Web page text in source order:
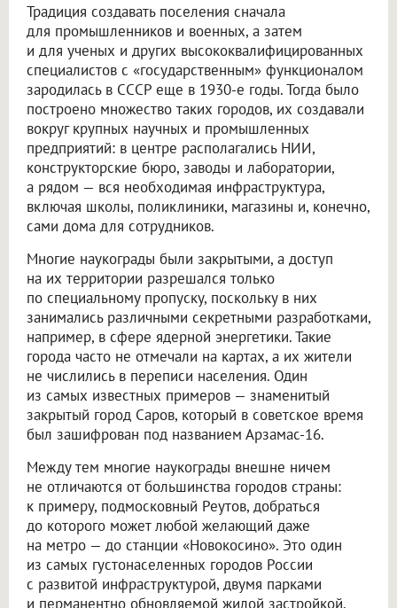
Традиция создавать поселения сначала
для промышленников и военных, а затем
и для ученых и других высококвалифицированных
специалистов с «государственным» функционалом
зародилась в СССР еще в 1930-е годы. Тогда было
построено множество таких городов, их создавали
вокруг крупных научных и промышленных
предприятий: в центре располагались НИИ,
конструкторские бюро, заводы и лаборатории,
а рядом — вся необходимая инфраструктура,
включая школы, поликлиники, магазины и, конечно,
сами дома для сотрудников.
Многие наукограды были закрытыми, а доступ
на их территории разрешался только
по специальному пропуску, поскольку в них
занимались различными секретными разработками,
например, в сфере ядерной энергетики. Такие
города часто не отмечали на картах, а их жители
не числились в переписи населения. Один
из самых известных примеров — знаменитый
закрытый город Саров, который в советское время
был зашифрован под названием Арзамас-16.
Между тем многие наукограды внешне ничем
не отличаются от большинства городов страны:
к примеру, подмосковный Реутов, добраться
до которого может любой желающий даже
на метро — до станции «Новокосино». Это один
из самых густонаселенных городов России
с развитой инфраструктурой, двумя парками
и перманентно обновляемой жилой застройкой.